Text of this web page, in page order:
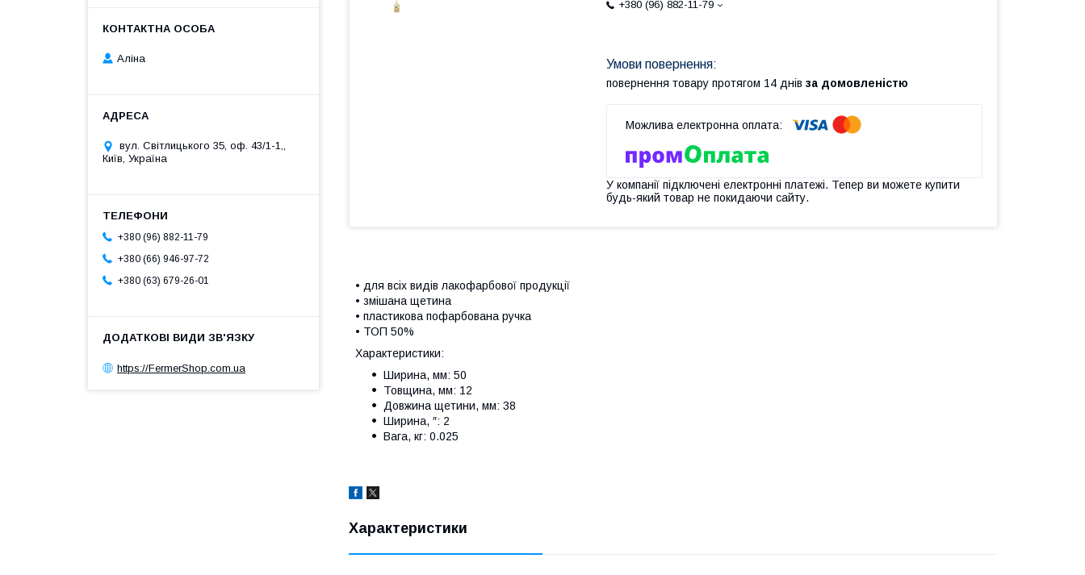
+380 (96) 882-11-79
повернення товару протягом 14 днів за домовленістю
У компанії підключені електронні платежі. Тепер ви можете купити
будь-який товар не покидаючи сайту.
• для всіх видів лакофарбової продукції
• змішана щетина
• пластикова пофарбована ручка
• ТОП 50%
Характеристики:
Ширина, мм: 50
Товщина, мм: 12
Довжина щетини, мм: 38
Ширина, ″: 2
Вага, кг: 0.025
Характеристики
Аліна
вул. Світлицького 35, оф. 43/1-1,,
Київ, Україна
+380 (96) 882-11-79
+380 (66) 946-97-72
+380 (63) 679-26-01
https://FermerShop.com.ua